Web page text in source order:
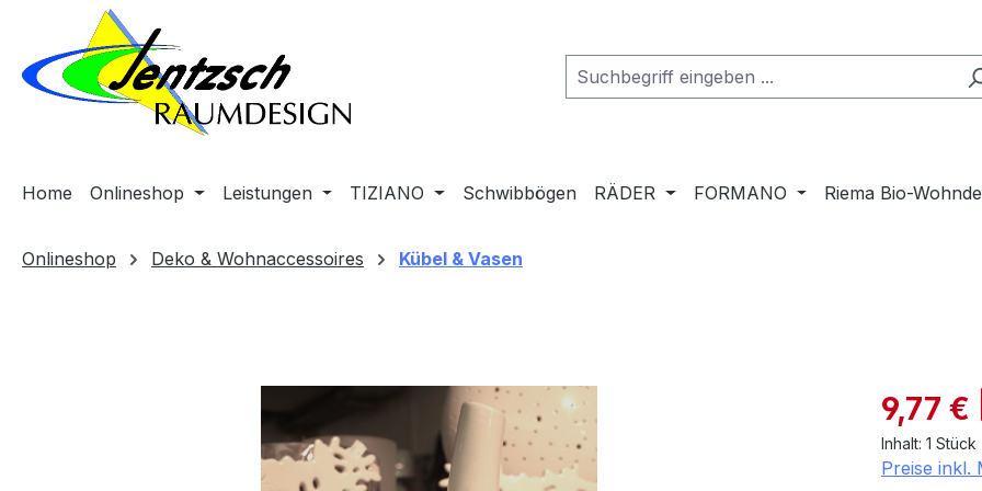
Hauptinhalt springen
Zur Suche springen
Zur Hauptnavigation springen
Home Onlineshop Leistungen TIZIANO Schwibbögen RÄDER FORMANO Riema Bio-
Onlineshop Deko & Wohnaccessoires Kübel & Vasen
9,77 €
Inhalt: 1 Stück
Preise inkl.